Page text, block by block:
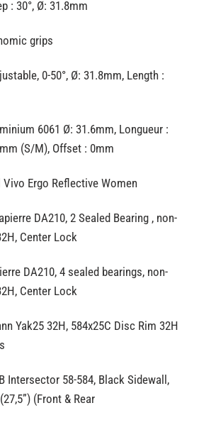
: 30°, Ø: 31.8mm
grips
0-50°, Ø: 31.8mm, Length :
6061 Ø: 31.6mm, Longueur :
(S/M), Offset : 0mm
Ergo Reflective Women
DA210, 2 Sealed Bearing , non-
Center Lock
DA210, 4 sealed bearings, non-
Center Lock
Yak25 32H, 584x25C Disc Rim 32H
Intersector 58-584, Black Sidewall,
(Front & Rear